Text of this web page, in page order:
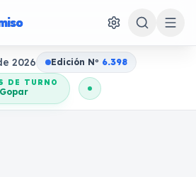
2026 Edición No 6.398
DE TURNO